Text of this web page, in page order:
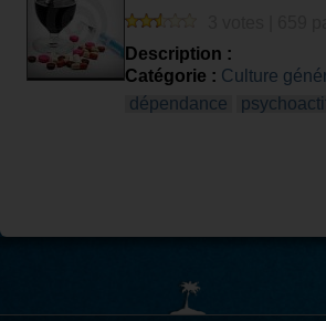
Description :
Catégorie : Culture
dépendance